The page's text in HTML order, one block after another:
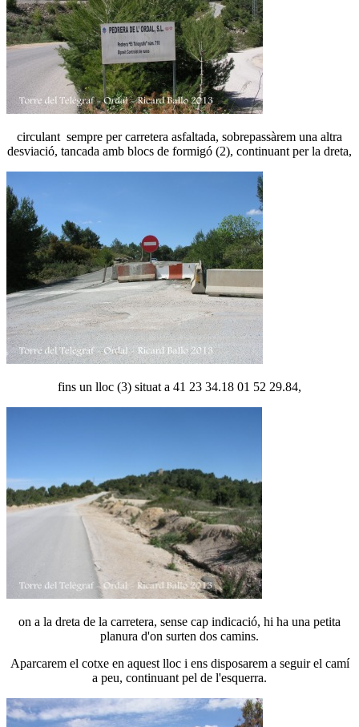
circulant sempre per carretera asfaltada, sobrepassàrem una altra
desviació, tancada amb blocs de formigó (2), continuant per la dreta,
fins un lloc (3) situat a 41 23 34.18 01 52 29.84,
on a la dreta de la carretera, sense cap indicació, hi ha una petita
planura d'on surten dos camins.
Aparcarem el cotxe en aquest lloc i ens disposarem a seguir el camí
a peu, continuant pel de l'esquerra.